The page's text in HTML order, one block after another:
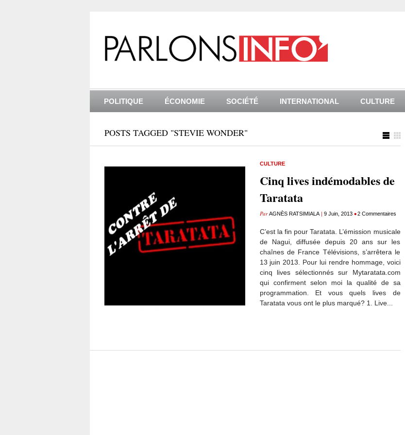
POLITIQUE ÉCONOMIE SOCIÉTÉ INTERNATIONAL CULTURE
POSTS TAGGED "STEVIE WONDER"
CULTURE
Cinq lives indémodables de
Taratata
ParAGNÈS RATSIMIALA| 9 Juin, 2013 •2 Commentaires
C’est la fin pour Taratata. L’émission musicale
de Nagui, diffusée depuis 20 ans sur les
chaînes de France Télévisions, s’arrêtera le
13 juin 2013. Pour lui rendre hommage, voici
cinq lives sélectionnés sur Mytaratata.com
qui confirment selon moi la qualité de sa
programmation. Et vous quels lives de
Taratata vous ont le plus marqué? 1. Live...